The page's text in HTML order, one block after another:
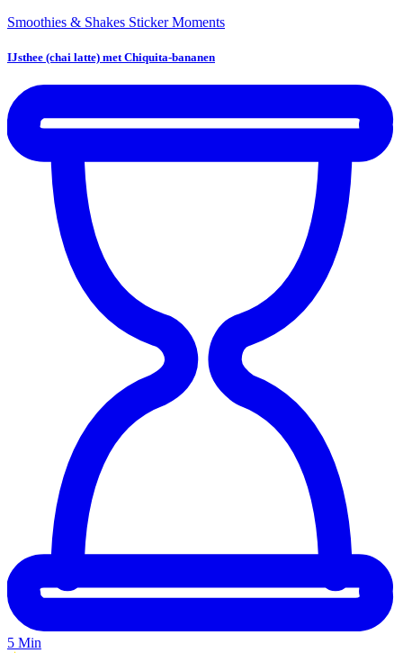
Smoothies & Shakes Sticker Moments
IJsthee (chai latte) met Chiquita-bananen
5 Min